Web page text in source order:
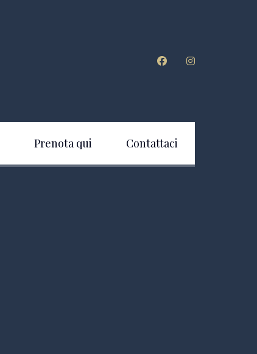
Prenota qui Contattaci